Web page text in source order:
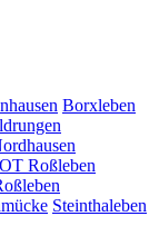
Borxleben
Roßleben
Steinthaleben